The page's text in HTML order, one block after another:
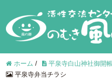
ホーム / 平泉寺白山神社御開
平泉寺弁当チラシ